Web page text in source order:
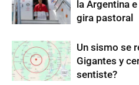
la Argentina
gira pastoral
Un sismo se
Gigantes y
sentiste?